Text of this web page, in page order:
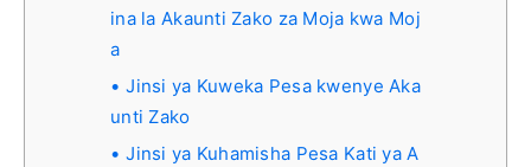
ina la Akaunti Zako za Moja kwa Moj
a
Jinsi ya Kuweka Pesa kwenye Aka
unti Zako
Jinsi ya Kuhamisha Pesa Kati ya A